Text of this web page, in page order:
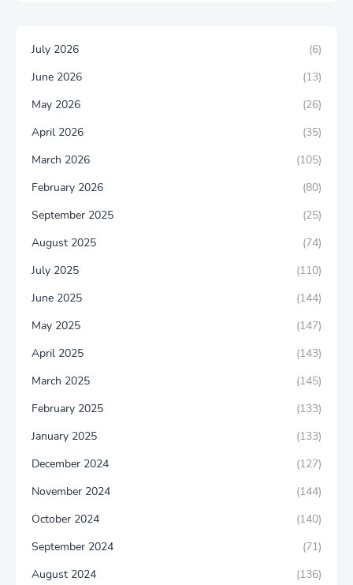
July 2026
(6)
June 2026
(13)
May 2026
(26)
April 2026
(35)
March 2026
(105)
February 2026
(80)
September 2025
(25)
August 2025
(74)
July 2025
(110)
June 2025
(144)
May 2025
(147)
April 2025
(143)
March 2025
(145)
February 2025
(133)
January 2025
(133)
December 2024
(127)
November 2024
(144)
October 2024
(140)
September 2024
(71)
August 2024
(136)